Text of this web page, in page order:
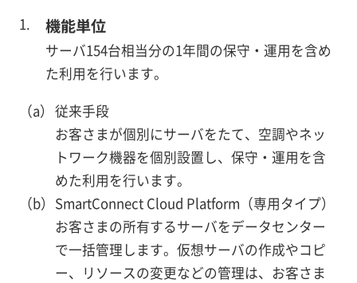
機能単位
サーバ154台相当分の1年間の保守・運用を含め
た利用を行います。
従来手段
お客さまが個別にサーバをたて、空調やネッ
トワーク機器を個別設置し、保守・運用を含
めた利用を行います。
SmartConnect Cloud Platform（専用タイプ）
お客さまの所有するサーバをデータセンター
で一括管理します。仮想サーバの作成やコピ
ー、リソースの変更などの管理は、お客さま